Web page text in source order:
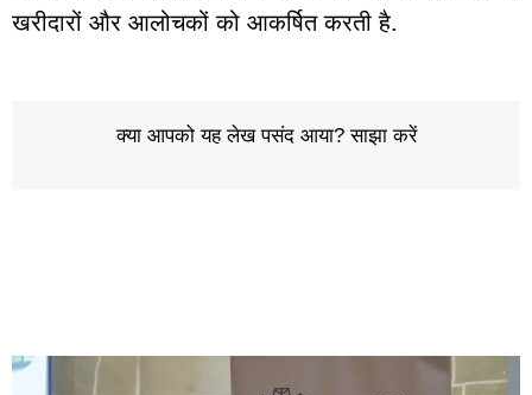
खरीदारों और आलोचकों को आकर्षित करती है.
क्या आपको यह लेख पसंद आया? साझा करें